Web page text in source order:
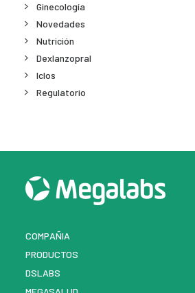
Ginecología
Novedades
Nutrición
Dexlanzopral
Iclos
Regulatorio
COMPAÑIA
PRODUCTOS
DSLABS